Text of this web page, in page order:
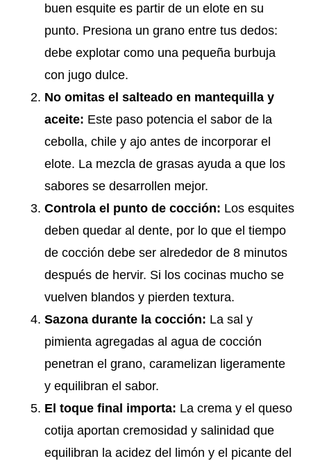
buen esquite es partir de un elote en su
punto. Presiona un grano entre tus dedos:
debe explotar como una pequeña burbuja
con jugo dulce.
No omitas el salteado en mantequilla y
aceite: Este paso potencia el sabor de la
cebolla, chile y ajo antes de incorporar el
elote. La mezcla de grasas ayuda a que los
sabores se desarrollen mejor.
Controla el punto de cocción: Los esquites
deben quedar al dente, por lo que el tiempo
de cocción debe ser alrededor de 8 minutos
después de hervir. Si los cocinas mucho se
vuelven blandos y pierden textura.
Sazona durante la cocción: La sal y
pimienta agregadas al agua de cocción
penetran el grano, caramelizan ligeramente
y equilibran el sabor.
El toque final importa: La crema y el queso
cotija aportan cremosidad y salinidad que
equilibran la acidez del limón y el picante del